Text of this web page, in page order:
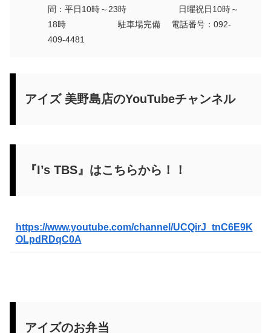
間：平日10時～23時 日曜祝日10時～
18時 駐車場完備 電話番号：092-
409-4481
アイズ 美野島店のYouTubeチャンネル
『I’s TBS』はこちらから！！
https://www.youtube.com/channel/UCQirJ_tnC6E9K
OLpdRDqC0A
アイズのお弁当